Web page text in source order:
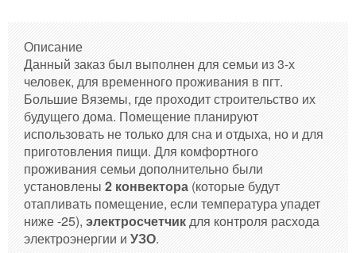
Описание
Данный заказ был выполнен для семьи из 3-х
человек, для временного проживания в пгт.
Большие Вяземы, где проходит строительство их
будущего дома. Помещение планируют
использовать не только для сна и отдыха, но и для
приготовления пищи. Для комфортного
проживания семьи дополнительно были
установлены 2 конвектора (которые будут
отапливать помещение, если температура упадет
ниже -25),электросчетчикдля контроля расхода
электроэнергии и УЗО.